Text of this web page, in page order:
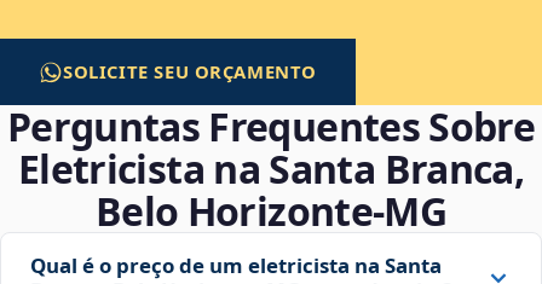
SOLICITE SEU ORÇAMENTO
Perguntas Frequentes Sobre
Eletricista na Santa Branca,
Belo Horizonte‑MG
Qual é o preço de um eletricista na Santa